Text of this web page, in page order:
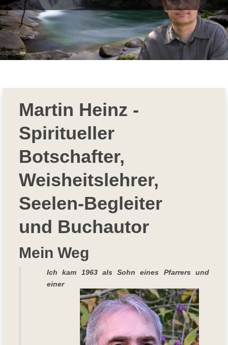
Martin Heinz -
Spiritueller
Botschafter,
Weisheitslehrer,
Seelen-Begleiter
und Buchautor
Mein Weg
Ich kam 1963 als Sohn eines Pfarrers und
einer